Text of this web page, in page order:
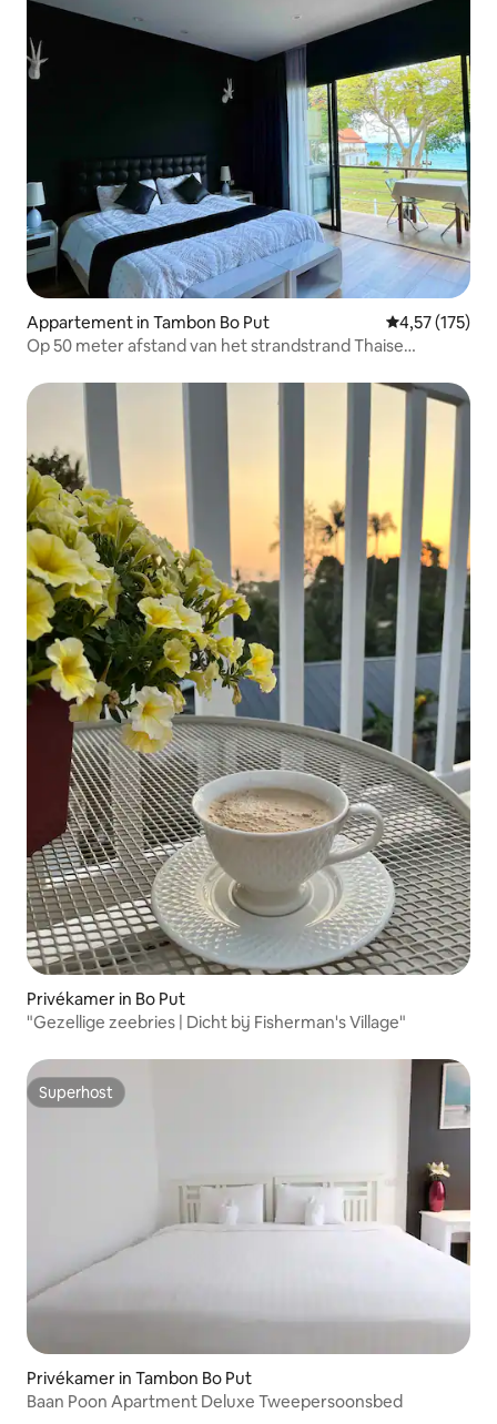
Appartement in Tambon Bo Put Gemiddelde
4,57 (175)
Op 50 meter afstand van het strandstrand Thaise
Privékamer in Bo Put
"Gezellige zeebries | Dicht bij Fisherman's Village"
Superhost
Superhost
Privékamer in Tambon Bo Put
Baan Poon Apartment Deluxe Tweepersoonsbed